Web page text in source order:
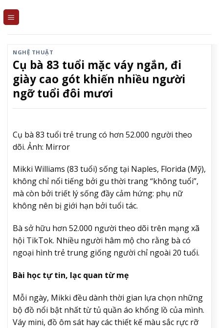
NGHỆ THUẬT
Cụ bà 83 tuổi mặc váy ngắn, đi
giày cao gót khiến nhiều người
ngỡ tuổi đôi mươi
Cụ bà 83 tuổi trẻ trung có hơn 52.000 người theo
dõi. Ảnh: Mirror
Mikki Williams (83 tuổi) sống tại Naples, Florida (Mỹ),
không chỉ nổi tiếng bởi gu thời trang “không tuổi”,
mà còn bởi triết lý sống đầy cảm hứng: phụ nữ
không nên bị giới hạn bởi tuổi tác.
Bà sở hữu hơn 52.000 người theo dõi trên mạng xã
hội TikTok. Nhiều người hâm mộ cho rằng bà có
ngoại hình trẻ trung giống người chỉ ngoài 20 tuổi.
Bài học tự tin, lạc quan từ mẹ
Mỗi ngày, Mikki đều dành thời gian lựa chọn những
bộ đồ nổi bật nhất từ tủ quần áo khổng lồ của mình.
Váy mini, đồ ôm sát hay các thiết kế màu sắc rực rỡ